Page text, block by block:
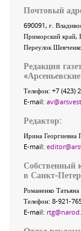
Почтовый
690091, г.
Приморский край,
Переулок Шевченко
Редакция
«
Телефон: +7 (423)
E-mail:
Редактор:
Ирина Георгиевна
E-mail:
Собственный
в Санкт-
Романенко
Телефон: 8-921-
E-mail: